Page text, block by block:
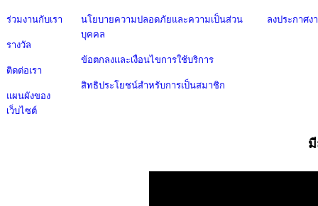
ร่วมงานกับเรา
รางวัล
ติดต่อเรา
แผนผังของ
เว็บไซต์
นโยบายความปลอดภัยและความเป็นส่วน
บุคคล
ข้อตกลงและเงื่อนไขการใช้บริการ
สิทธิประโยชน์สำหรับการเป็นสมาชิก
ลงประกาศง